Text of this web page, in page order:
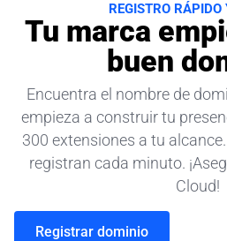
REGISTRO RÁPIDO
Tu marca
buen
Encuentra el nombre de
empieza a construir tu
300 extensiones a tu
registran cada minuto.
Cloud!
Registrar dominio